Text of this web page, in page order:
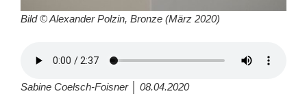
Bild © Alexander Polzin, Bronze (März 2020)
Sabine Coelsch-Foisner │ 08.04.2020